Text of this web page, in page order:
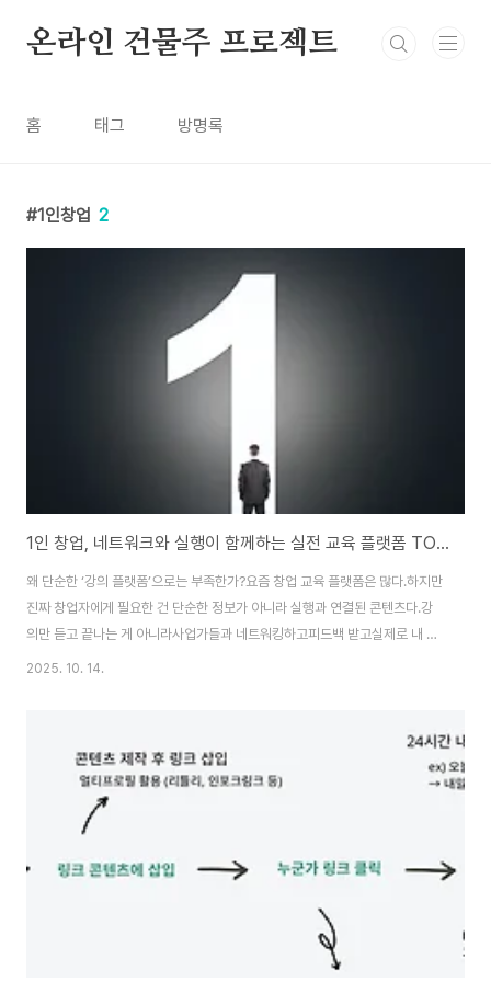
온라인 건물주 프로젝트
홈 태그 방명록
1인창업 2
1인 창업, 네트워크와 실행이 함께하는 실전 교육 플랫폼 TOP 5
왜 단순한 ‘강의 플랫폼’으로는 부족한가?요즘 창업 교육 플랫폼은 많다.하지만
진짜 창업자에게 필요한 건 단순한 정보가 아니라 실행과 연결된 콘텐츠다.강
의만 듣고 끝나는 게 아니라사업가들과 네트워킹하고피드백 받고실제로 내 사
업에 적용할 수 있어야 한다.그래서 요즘 창업가들은 유튜브도, 대형 강의 플랫
School) 이오스쿨 - 당신의 꿈에 다가가는 첫걸음“수능을 준비하는 수험생에
게는 학원 선생님이 있듯이, 창업을 준비하고 시작하는 창업가에게는 EO를 추
천합니다!!!!” 가장 큰 장점 중 하나는 프로그램이 끝난 후에도 수료생들과 EO
팀들이eopla.net ..
2025. 10. 14.